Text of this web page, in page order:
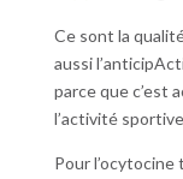
Ce sont la
aussi
parce que c’est
l’activité
Pour